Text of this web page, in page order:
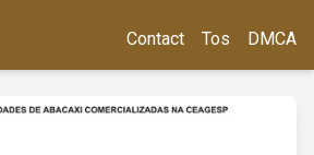
Contact Tos DMCA